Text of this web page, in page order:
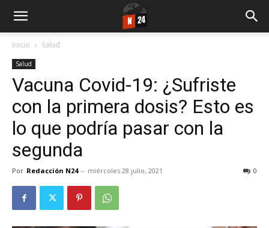
Inicio Salud
Salud
Vacuna Covid-19: ¿Sufriste
con la primera dosis? Esto es
lo que podría pasar con la
segunda
Por Redacción N24 - miércoles 28 julio, 2021 0